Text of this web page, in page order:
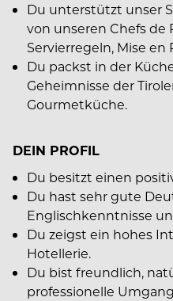
Du unterstützt unser
von unseren Chefs de
Servierregeln, Mise en
Du packst in der
Geheimnisse der
Gourmetküche.
DEIN PROFIL
Du besitzt einen
Du hast sehr gute
Englischkenntnisse
Du zeigst ein hohes
Hotellerie.
Du bist freundlich,
professionelle